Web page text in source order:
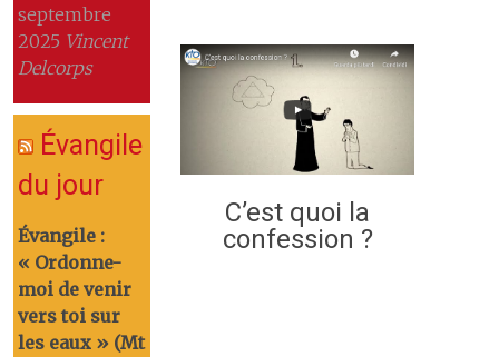
septembre
2025 Vincent
Delcorps
Évangile
du jour
Évangile :
« Ordonne-
moi de venir
vers toi sur
les eaux » (Mt
C’est quoi la
confession ?